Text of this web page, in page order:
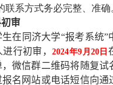
联系方式务必完整、准确
初审
在同济大学“报考系统”
进行初审，2024年9 月 20日
微信群二维码将随复试
报名网站或电话短信向通